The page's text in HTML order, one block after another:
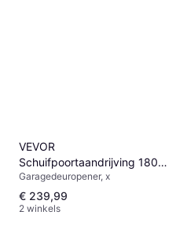
VEVOR
Schuifpoortaandrijving 1800
kg 8 m Automatische
Deuropener
Garagedeuropener, x
€ 239,99
2 winkels